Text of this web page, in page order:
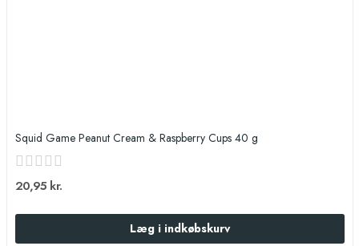
Squid Game Peanut Cream & Raspberry Cups 40 g
20,95 kr.
Læg i indkøbskurv